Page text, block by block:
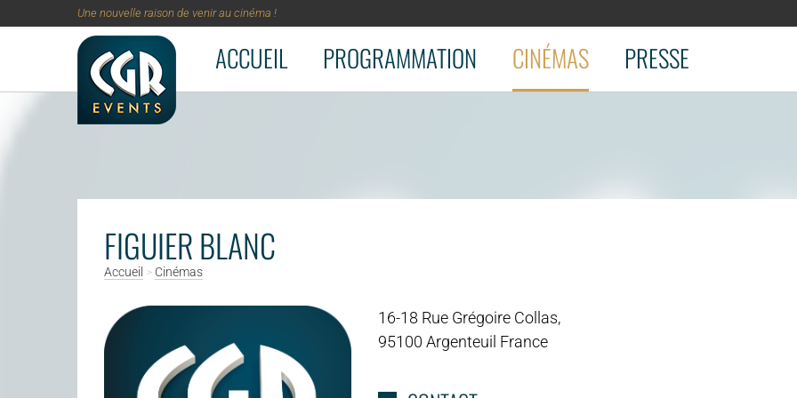
Aller au contenu principal
Une nouvelle raison de venir au cinéma !
ACCUEIL PROGRAMMATION CINÉMAS PRESSE
FIGUIER BLANC
Accueil > Cinémas
16-18 Rue Grégoire Collas,
95100 Argenteuil France